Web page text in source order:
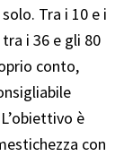
Tra i 10 e i
i 36 e gli 80
conto,
è
con